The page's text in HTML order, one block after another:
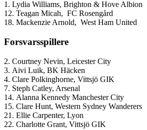
1. Lydia Williams, Brighton & Hove Albion
12. Teagan Micah, FC Rosengård
18. Mackenzie Arnold, West Ham United
Forsvarsspillere
2. Courtney Nevin, Leicester City
3. Aivi Luik, BK Häcken
4. Clare Polkinghorne, Vittsjö GIK
7. Steph Catley, Arsenal
14. Alanna Kennedy Manchester City
15. Clare Hunt, Western Sydney Wanderers
21. Ellie Carpenter, Lyon
22. Charlotte Grant, Vittsjö GIK